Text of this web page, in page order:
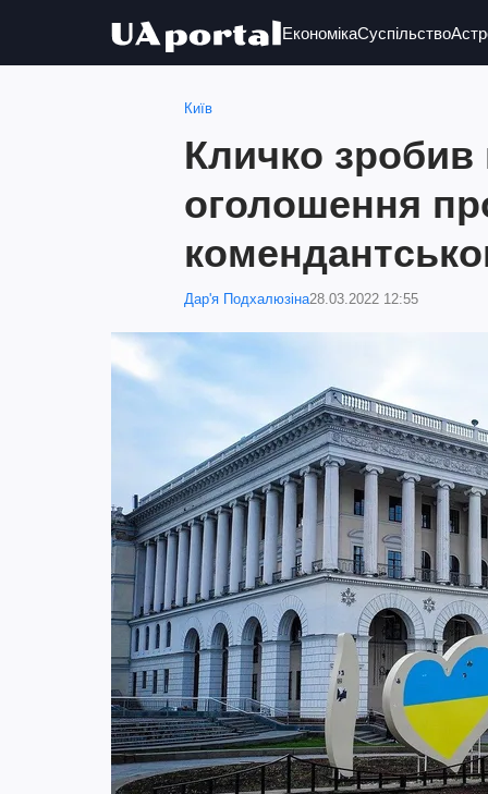
ЕкономікаСуспільство
Київ
Кличко
оголошення
Дар'я Подхалюзіна28.03.2022 12:55